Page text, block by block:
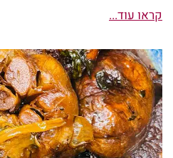
קראו עוד...